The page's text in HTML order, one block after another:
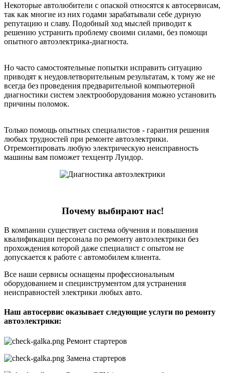
Некоторые автолюбители с опаской относятся к автосервисам,
так как многие из них годами зарабатывали себе дурную
репутацию и славу. Подобный ход мыслей приводит к
решению устранить проблему своими силами, без помощи
опытного автоэлектрика-диагноста.
Но часто самостоятельные попытки исправить ситуацию
приводят к неудовлетворительным результатам, к тому же не
всегда без проведения предварительной компьютерной
диагностики систем электрооборудования можно установить
причины поломок.
Только помощь опытных специалистов - гарантия решения
любых трудностей при ремонте автоэлектрики.
Отремонтировать любую электрическую неисправность
машины вам поможет техцентр Луидор.
Почему выбирают нас!
В компании существует система обучения и повышения
квалификации персонала по ремонту автоэлектрики без
прохождения которой даже специалист с опытом не
допускается к работе с автомобилем клиента.
Все наши сервисы оснащены профессиональным
оборудованием и специнструментом для устранения
неисправностей электрики любых авто.
Наш автосервис оказывает следующие услуги по ремонту
автоэлектрики:
Ремонт стартеров
Замена стартеров